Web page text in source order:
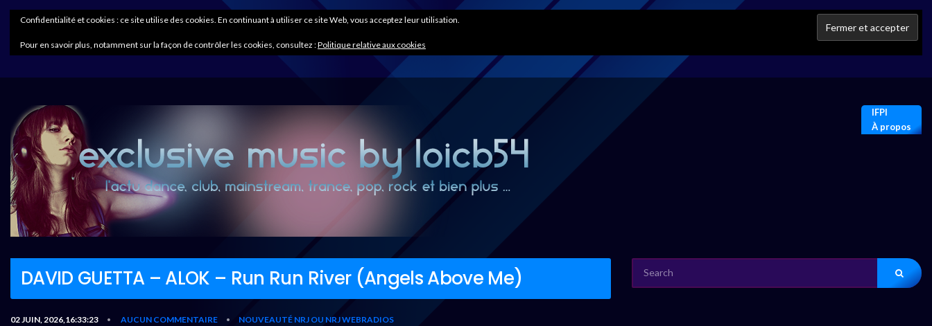
IFPI
À propos
DAVID GUETTA – ALOK – Run Run River (Angels Above Me)
02 JUIN, 2026,16:33:23 • AUCUN COMMENTAIRE • NOUVEAUTÉ NRJ OU NRJ WEBRADIOS
FOR:
Confidentialité et cookies : ce site utilise des cookies. En continuant à utiliser ce site Web, vous acceptez leur utilisation.
Pour en savoir plus, notamment sur la façon de contrôler les cookies, consultez :Politique relative aux cookies